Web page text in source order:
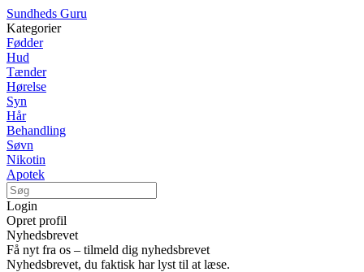
Sundheds Guru
Kategorier
Fødder
Hud
Tænder
Hørelse
Syn
Hår
Behandling
Søvn
Nikotin
Apotek
Login
Opret profil
Nyhedsbrevet
Få nyt fra os – tilmeld dig nyhedsbrevet
Nyhedsbrevet, du faktisk har lyst til at læse.